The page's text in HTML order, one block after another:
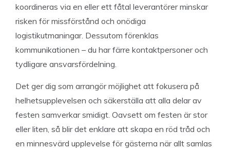
koordineras via en eller ett fåtal leverantörer minskar
risken för missförstånd och onödiga
logistikutmaningar. Dessutom förenklas
kommunikationen – du har färre kontaktpersoner och
tydligare ansvarsfördelning.
Det ger dig som arrangör möjlighet att fokusera på
helhetsupplevelsen och säkerställa att alla delar av
festen samverkar smidigt. Oavsett om festen är stor
eller liten, så blir det enklare att skapa en röd tråd och
en minnesvärd upplevelse för gästerna när allt samlas